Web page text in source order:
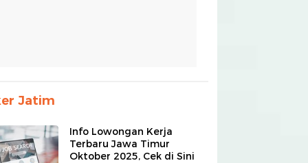
Jatim
Info Lowongan Kerja
Terbaru Jawa Timur
Oktober 2025, Cek di Sini